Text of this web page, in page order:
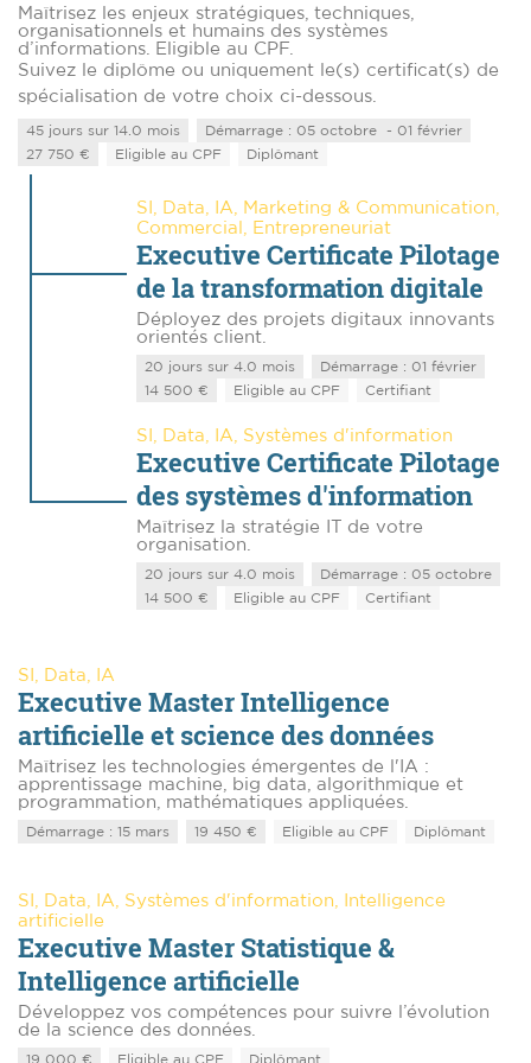
Maîtrisez les enjeux stratégiques, techniques,
organisationnels et humains des systèmes
d’informations. Eligible au CPF.
Suivez le diplôme ou uniquement le(s) certificat(s) de
spécialisation de votre choix ci-dessous.
45 jours sur 14.0 mois
Démarrage : 05 octobre - 01 février
27 750 €
Eligible au CPF Diplômant
SI, Data, IA, Marketing & Communication,
Commercial, Entrepreneuriat
Executive Certificate Pilotage
de la transformation digitale
Déployez des projets digitaux innovants
orientés client.
20 jours sur 4.0 mois
Démarrage : 01 février
14 500 €
Eligible au CPF Certifiant
SI, Data, IA, Systèmes d'information
Executive Certificate Pilotage
des systèmes d'information
Maîtrisez la stratégie IT de votre
organisation.
20 jours sur 4.0 mois
Démarrage : 05 octobre
14 500 €
Eligible au CPF Certifiant
SI, Data, IA
Executive Master Intelligence
artificielle et science des données
Maîtrisez les technologies émergentes de l'IA :
apprentissage machine, big data, algorithmique et
programmation, mathématiques appliquées.
Démarrage : 15 mars 19 450 € Eligible au CPF Diplômant
SI, Data, IA, Systèmes d'information, Intelligence
artificielle
Executive Master Statistique &
Intelligence artificielle
Développez vos compétences pour suivre l’évolution
de la science des données.
19 000 € Eligible au CPF Diplômant